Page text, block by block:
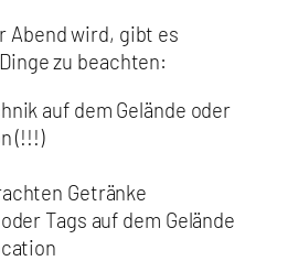
Abend wird, gibt es
zu beachten:
auf dem Gelände oder
(!!!)
Getränke
Tags auf dem Gelände